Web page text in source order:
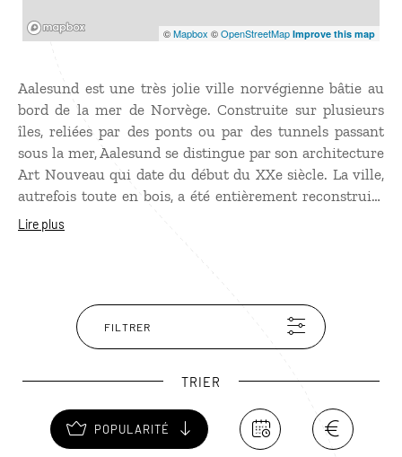
©Mapbox ©OpenStreetMap Improve this map
Aalesund est une très jolie ville norvégienne bâtie au
bord de la mer de Norvège. Construite sur plusieurs
îles, reliées par des ponts ou par des tunnels passant
sous la mer, Aalesund se distingue par son architecture
Art Nouveau qui date du début du XXe siècle. La ville,
autrefois toute en bois, a été entièrement reconstruite
après un gigantesque incendie. Lors de votre
Lire plus
FILTRER
TRIER
POPULARITÉ